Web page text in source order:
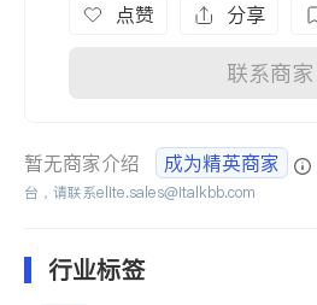
点赞 分享
联系商家
暂无商家介绍 成为精英商家
台，请联系elite.sales@italkbb.com
行业标签